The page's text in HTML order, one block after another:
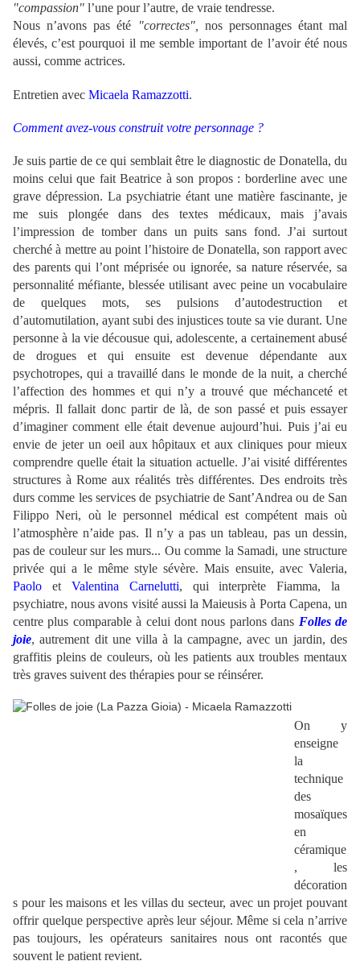
"compassion" l’une pour l’autre, de vraie tendresse.
Nous n’avons pas été
"correctes",
nos personnages étant mal
élevés, c’est pourquoi il me semble important de l’avoir été nous
aussi, comme actrices.
Entretien avec Micaela Ramazzotti.
Comment avez-vous construit votre personnage ?
Je suis partie de ce qui semblait être le diagnostic de Donatella, du
moins celui que fait Beatrice à son propos : borderline avec une
grave dépression. La psychiatrie étant une matière fascinante, je
me suis plongée dans des textes médicaux, mais j’avais
l’impression de tomber dans un puits sans fond. J’ai surtout
cherché à mettre au point l’histoire de Donatella, son rapport avec
des parents qui l’ont méprisée ou ignorée, sa nature réservée, sa
personnalité méfiante, blessée utilisant avec peine un vocabulaire
de quelques mots, ses pulsions d’autodestruction et
d’automutilation, ayant subi des injustices toute sa vie durant. Une
personne à la vie décousue qui, adolescente, a certainement abusé
de drogues et qui ensuite est devenue dépendante aux
psychotropes, qui a travaillé dans le monde de la nuit, a cherché
l’affection des hommes et qui n’y a trouvé que méchanceté et
mépris. Il fallait donc partir de là, de son passé et puis essayer
d’imaginer comment elle était devenue aujourd’hui. Puis j’ai eu
envie de jeter un oeil aux hôpitaux et aux cliniques pour mieux
comprendre quelle était la situation actuelle. J’ai visité différentes
structures à Rome aux réalités très différentes. Des endroits très
durs comme les services de psychiatrie de Sant’Andrea ou de San
Filippo Neri, où le personnel médical est compétent mais où
l’atmosphère n’aide pas. Il n’y a pas un tableau, pas un dessin,
pas de couleur sur les murs... Ou comme la Samadi, une structure
privée qui a le même style sévère. Mais ensuite, avec Valeria,
Paolo et Valentina Carnelutti, qui interprète Fiamma, la
psychiatre, nous avons visité aussi la Maieusis à Porta Capena, un
centre plus comparable à celui dont nous parlons dans Folles de
joie, autrement dit une villa à la campagne, avec un jardin, des
graffitis pleins de couleurs, où les patients aux troubles mentaux
très graves suivent des thérapies pour se réinsérer.
On y
enseigne
la
technique
des
mosaïques
en
céramique
, les
décoration
s pour les maisons et les villas du secteur, avec un projet pouvant
offrir quelque perspective après leur séjour. Même si cela n’arrive
pas toujours, les opérateurs sanitaires nous ont racontés que
souvent le patient revient.